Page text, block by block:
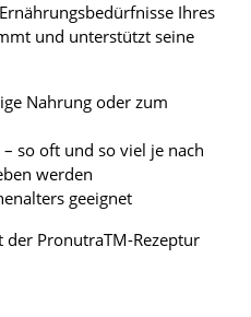
Ihres
und unterstützt seine
Nahrung oder zum
so oft und so viel je nach
werden
geeignet
PronutraTM-Rezeptur